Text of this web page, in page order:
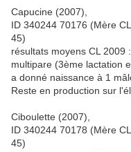
Capucine (2007),
ID 340244 70176 (Mère
45)
résultats moyens CL 2009
multipare (3ème lactation
a donné naissance à 1
Reste en production sur
Ciboulette (2007),
ID 340244 70178 (Mère
45)